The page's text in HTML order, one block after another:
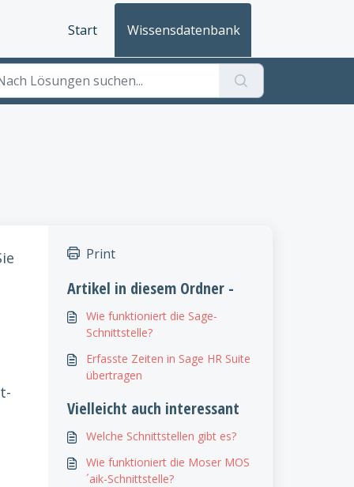
Start Wissensdatenbank
Print
Artikel in diesem Ordner -
Wie funktioniert die Sage-
Schnittstelle?
Erfasste Zeiten in Sage HR Suite
übertragen
Vielleicht auch interessant
Welche Schnittstellen gibt es?
Wie funktioniert die Moser MOS
´aik-Schnittstelle?